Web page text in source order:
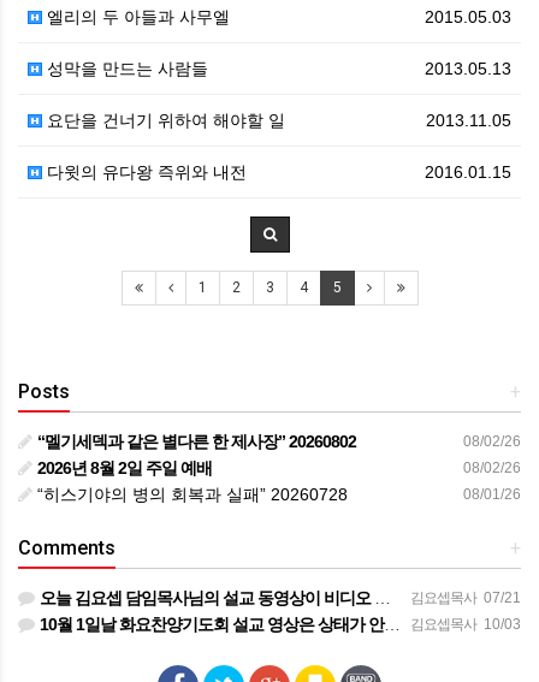
2015.05.03
엘리의 두 아들과 사무엘
2013.05.13
성막을 만드는 사람들
2013.11.05
요단을 건너기 위하여 해야할 일
2016.01.15
다윗의 유다왕 즉위와 내전
1 2 3 4 5
+
Posts
08/02/26
“멜기세덱과 같은 별다른 한 제사장” 20260802
08/02/26
2026년 8월 2일 주일 예배
08/01/26
“히스기야의 병의 회복과 실패” 20260728
+
Comments
김요셉목사 07/21
오늘 김요셉 담임목사님의 설교 동영상이 비디오 장비 문제로 영상을 올려 드리지 못해 죄송합니다 오늘 주일 설…
김요셉목사 10/03
10월 1일날 화요찬양기도회 설교 영상은 상태가 안좋아서 오디오만 올려 드립니다